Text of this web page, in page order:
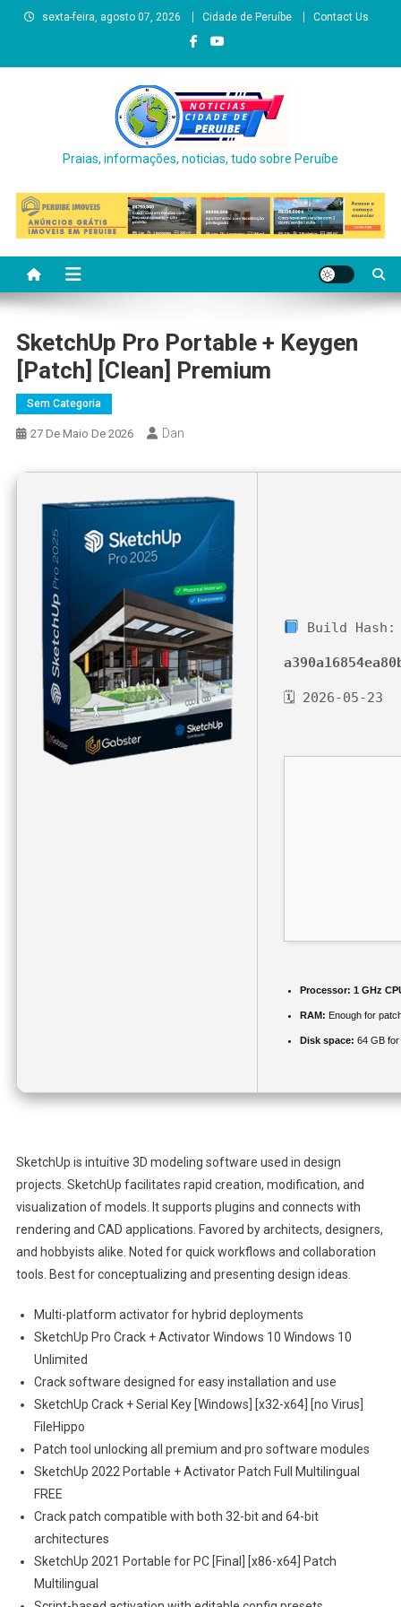
sexta-feira, agosto 07, 2026 Cidade de Peruíbe Contact Us
Praias, informações, noticias, tudo sobre Peruíbe
SketchUp Pro Portable + Keygen
[Patch] [Clean] Premium
Sem Categoria
27 De Maio De 2026 Dan
Build Hash:
🗓 2026-05-23
Processor: 1 GHz
RAM: Enough for
Disk space: 64 GB
SketchUp is intuitive 3D modeling software used in design
projects. SketchUp facilitates rapid creation, modification, and
visualization of models. It supports plugins and connects with
rendering and CAD applications. Favored by architects, designers,
and hobbyists alike. Noted for quick workflows and collaboration
tools. Best for conceptualizing and presenting design ideas.
Multi-platform activator for hybrid deployments
SketchUp Pro Crack + Activator Windows 10 Windows 10
Unlimited
Crack software designed for easy installation and use
SketchUp Crack + Serial Key [Windows] [x32-x64] [no Virus]
FileHippo
Patch tool unlocking all premium and pro software modules
SketchUp 2022 Portable + Activator Patch Full Multilingual
FREE
Crack patch compatible with both 32-bit and 64-bit
architectures
SketchUp 2021 Portable for PC [Final] [x86-x64] Patch
Multilingual